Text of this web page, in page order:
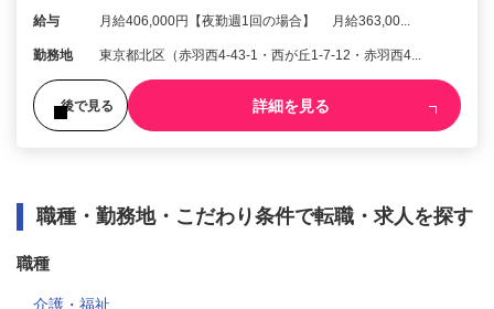
給与 月給406,000円【夜勤週1回の場合】 月給363,00...
勤務地 東京都北区（赤羽西4-43-1・西が丘1-7-12・赤羽西4...
後で見る 詳細を見る
職種・勤務地・こだわり条件で転職・求人を探す
職種
介護・福祉